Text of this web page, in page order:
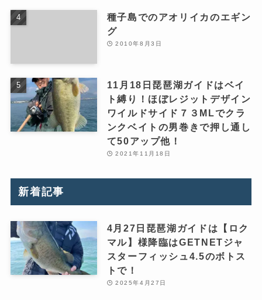
種子島でのアオリイカのエギン
グ
2010年8月3日
11月18日琵琶湖ガイドはベイ
ト縛り！ほぼレジットデザイン
ワイルドサイド７３MLでクラ
ンクベイトの男巻きで押し通し
て50アップ他！
2021年11月18日
新着記事
4月27日琵琶湖ガイドは【ロク
マル】様降臨はGETNETジャ
スターフィッシュ4.5のボトス
トで！
2025年4月27日